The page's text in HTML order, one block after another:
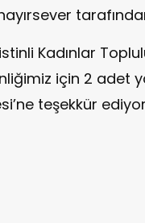
Kadınlar
için 2 adet
teşekkür